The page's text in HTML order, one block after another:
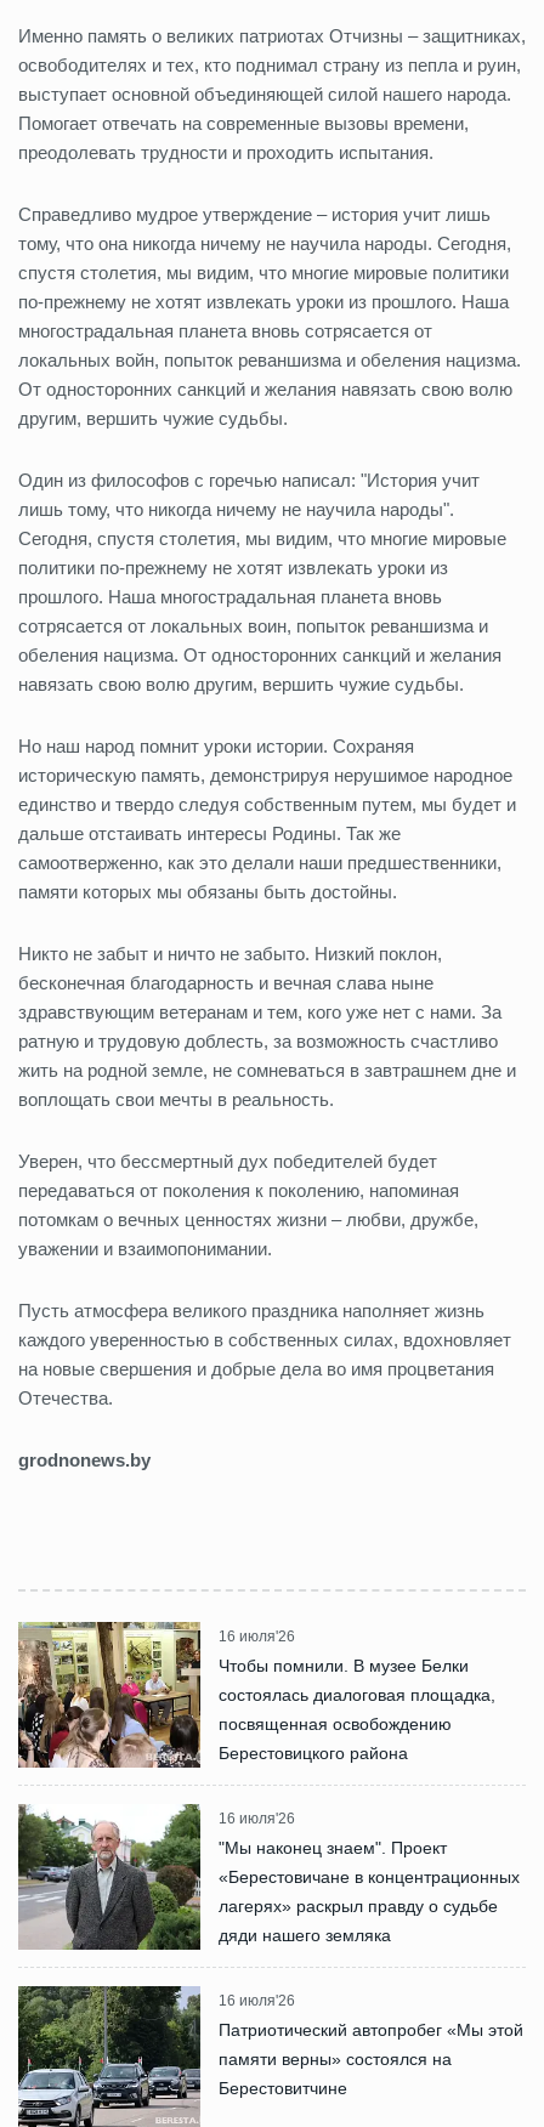
Именно память о великих патриотах Отчизны – защитниках,
освободителях и тех, кто поднимал страну из пепла и руин,
выступает основной объединяющей силой нашего народа.
Помогает отвечать на современные вызовы времени,
преодолевать трудности и проходить испытания.
Справедливо мудрое утверждение – история учит лишь
тому, что она никогда ничему не научила народы. Сегодня,
спустя столетия, мы видим, что многие мировые политики
по-прежнему не хотят извлекать уроки из прошлого. Наша
многострадальная планета вновь сотрясается от
локальных войн, попыток реваншизма и обеления нацизма.
От односторонних санкций и желания навязать свою волю
другим, вершить чужие судьбы.
Один из философов с горечью написал: "История учит
лишь тому, что никогда ничему не научила народы".
Сегодня, спустя столетия, мы видим, что многие мировые
политики по-прежнему не хотят извлекать уроки из
прошлого. Наша многострадальная планета вновь
сотрясается от локальных воин, попыток реваншизма и
обеления нацизма. От односторонних санкций и желания
навязать свою волю другим, вершить чужие судьбы.
Но наш народ помнит уроки истории. Сохраняя
историческую память, демонстрируя нерушимое народное
единство и твердо следуя собственным путем, мы будет и
дальше отстаивать интересы Родины. Так же
самоотверженно, как это делали наши предшественники,
памяти которых мы обязаны быть достойны.
Никто не забыт и ничто не забыто. Низкий поклон,
бесконечная благодарность и вечная слава ныне
здравствующим ветеранам и тем, кого уже нет с нами. За
ратную и трудовую доблесть, за возможность счастливо
жить на родной земле, не сомневаться в завтрашнем дне и
воплощать свои мечты в реальность.
Уверен, что бессмертный дух победителей будет
передаваться от поколения к поколению, напоминая
потомкам о вечных ценностях жизни – любви, дружбе,
уважении и взаимопонимании.
Пусть атмосфера великого праздника наполняет жизнь
каждого уверенностью в собственных силах, вдохновляет
на новые свершения и добрые дела во имя процветания
Отечества.
grodnonews.by
16 июля'26
Чтобы помнили. В музее Белки
состоялась диалоговая площадка,
посвященная освобождению
Берестовицкого района
16 июля'26
"Мы наконец знаем". Проект
«Берестовичане в концентрационных
лагерях» раскрыл правду о судьбе
дяди нашего земляка
16 июля'26
Патриотический автопробег «Мы этой
памяти верны» состоялся на
Берестовитчине